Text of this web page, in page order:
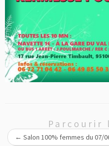
Parcourir
← Salon 100% femmes du 07/